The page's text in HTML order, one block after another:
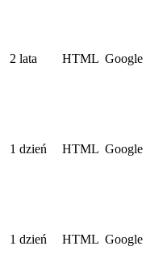
2 lata HTML Google
1 dzień HTML Google
1 dzień HTML Google